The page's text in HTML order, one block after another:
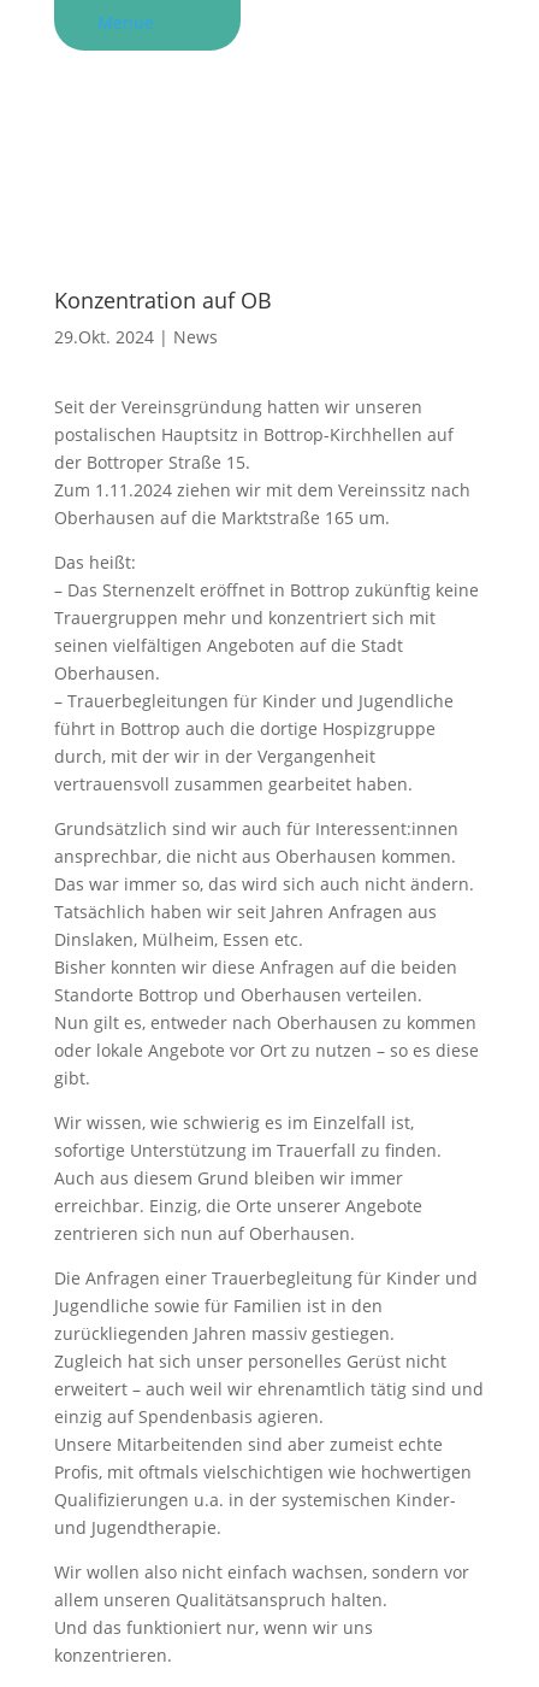
Menue
Konzentration auf OB
29.Okt. 2024| News
Seit der Vereinsgründung hatten wir unseren
postalischen Hauptsitz in Bottrop-Kirchhellen auf
der Bottroper Straße 15.
Zum 1.11.2024 ziehen wir mit dem Vereinssitz nach
Oberhausen auf die Marktstraße 165 um.
Das heißt:
– Das Sternenzelt eröffnet in Bottrop zukünftig keine
Trauergruppen mehr und konzentriert sich mit
seinen vielfältigen Angeboten auf die Stadt
Oberhausen.
– Trauerbegleitungen für Kinder und Jugendliche
führt in Bottrop auch die dortige Hospizgruppe
durch, mit der wir in der Vergangenheit
vertrauensvoll zusammen gearbeitet haben.
Grundsätzlich sind wir auch für Interessent:innen
ansprechbar, die nicht aus Oberhausen kommen.
Das war immer so, das wird sich auch nicht ändern.
Tatsächlich haben wir seit Jahren Anfragen aus
Dinslaken, Mülheim, Essen etc.
Bisher konnten wir diese Anfragen auf die beiden
Standorte Bottrop und Oberhausen verteilen.
Nun gilt es, entweder nach Oberhausen zu kommen
oder lokale Angebote vor Ort zu nutzen – so es diese
gibt.
Wir wissen, wie schwierig es im Einzelfall ist,
sofortige Unterstützung im Trauerfall zu finden.
Auch aus diesem Grund bleiben wir immer
erreichbar. Einzig, die Orte unserer Angebote
zentrieren sich nun auf Oberhausen.
Die Anfragen einer Trauerbegleitung für Kinder und
Jugendliche sowie für Familien ist in den
zurückliegenden Jahren massiv gestiegen.
Zugleich hat sich unser personelles Gerüst nicht
erweitert – auch weil wir ehrenamtlich tätig sind und
einzig auf Spendenbasis agieren.
Unsere Mitarbeitenden sind aber zumeist echte
Profis, mit oftmals vielschichtigen wie hochwertigen
Qualifizierungen u.a. in der systemischen Kinder-
und Jugendtherapie.
Wir wollen also nicht einfach wachsen, sondern vor
allem unseren Qualitätsanspruch halten.
Und das funktioniert nur, wenn wir uns
konzentrieren.